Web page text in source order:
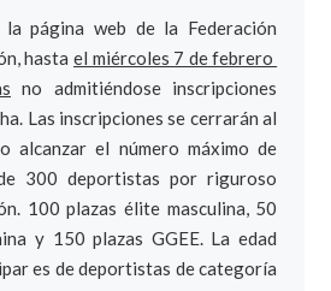
página web de la Federación
hasta el miércoles 7 de febrero
no admitiéndose inscripciones
Las inscripciones se cerrarán al
alcanzar el número máximo de
300 deportistas por riguroso
100 plazas élite masculina, 50
y 150 plazas GGEE. La edad
es de deportistas de categoría